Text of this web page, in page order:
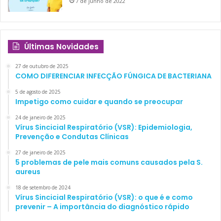
D estão correlacionados com atopia. Na função pulmonar,
entretanto, não se notou diferença significativa [6].
prevenção de alergia alimentar, devendo ser iniciado
nascimento [3].
SUPLEMENTAÇÃO DE
VITAMINA D
A suplementação de Vitamina D
foi avaliada, em pacientes
Últimas Novidades
27 de outubro de 2025
COMO DIFERENCIAR INFECÇÃO FÚNGICA DE BACTERIANA
5 de agosto de 2025
Impetigo como cuidar e quando se preocupar
24 de janeiro de 2025
Vírus Sincicial Respiratório (VSR): Epidemiologia,
Prevenção e Condutas Clínicas
27 de janeiro de 2025
5 problemas de pele mais comuns causados pela S.
aureus
18 de setembro de 2024
Vírus Sincicial Respiratório (VSR): o que é e como
prevenir – A importância do diagnóstico rápido